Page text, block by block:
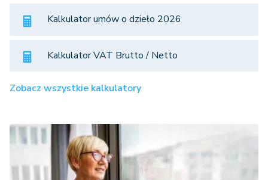
Kalkulator umów o dzieło 2026
Kalkulator VAT Brutto / Netto
Zobacz wszystkie kalkulatory